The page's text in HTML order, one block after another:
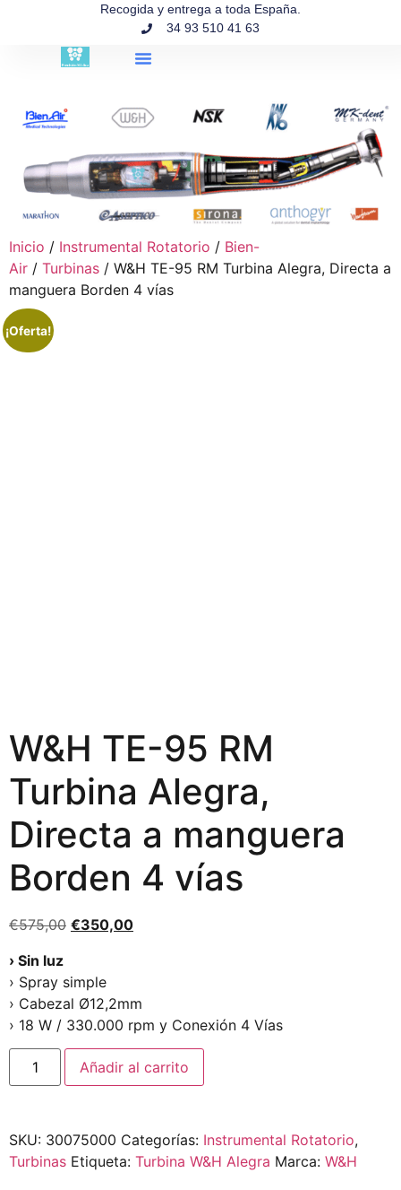
Recogida y entrega a toda España.
34 93 510 41 63
Inicio / Instrumental Rotatorio / Bien-
Air / Turbinas / W&H TE-95 RM Turbina Alegra, Directa a
manguera Borden 4 vías
¡Oferta!
W&H TE-95 RM
Turbina Alegra,
Directa a manguera
Borden 4 vías
€575,00 €350,00
› Sin luz
› Spray simple
› Cabezal Ø12,2mm
› 18 W / 330.000 rpm y Conexión 4 Vías
Añadir al carrito
SKU: 30075000 Categorías: Instrumental Rotatorio,
Turbinas Etiqueta: Turbina W&H Alegra Marca: W&H